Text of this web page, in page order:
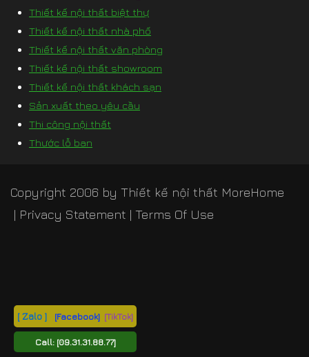
[ Zalo ] [Facebook] [TikTok]
Call: [09.31.31.88.77]
Thiết kế nội thất biệt thự
Thiết kế nội thất nhà phố
Thiết kế nội thất văn phòng
Thiết kế nội thất showroom
Thiết kế nội thất khách sạn
Sản xuất theo yêu cầu
Thi công nội thất
Thước lỗ ban
Copyright 2006 by Thiết kế nội thất MoreHome
| Privacy Statement | Terms Of Use